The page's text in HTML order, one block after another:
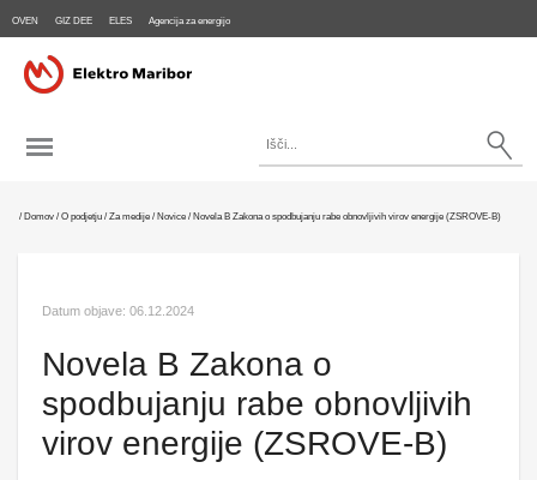
OVEN GIZ DEE ELES Agencija za energijo
/ Domov / O podjetju / Za medije / Novice / Novela B Zakona o spodbujanju rabe obnovljivih virov energije (ZSROVE-B)
Datum objave: 06.12.2024
Novela B Zakona o
spodbujanju rabe obnovljivih
virov energije (ZSROVE-B)